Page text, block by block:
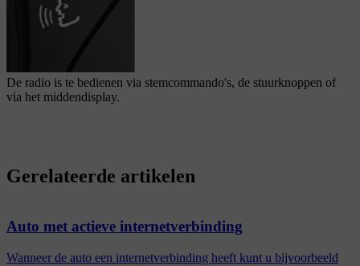
De radio is te bedienen via stemcommando's, de stuurknoppen of
via het middendisplay.
Gerelateerde artikelen
Auto met actieve internetverbinding
Wanneer de auto een internetverbinding heeft kunt u bijvoorbeeld